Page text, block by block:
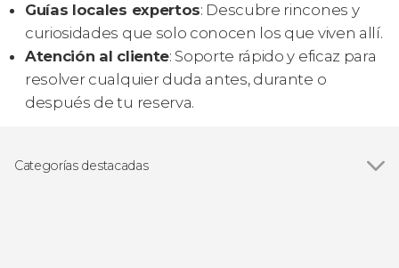
Guías locales expertos: Descubre rincones y
curiosidades que solo conocen los que viven allí.
Atención al cliente: Soporte rápido y eficaz para
resolver cualquier duda antes, durante o
después de tu reserva.
Categorías destacadas